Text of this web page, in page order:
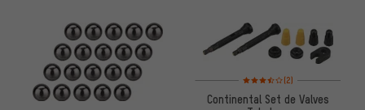
Note moyenne : 3,5 sur 5
(2)
Continental Set de Valves